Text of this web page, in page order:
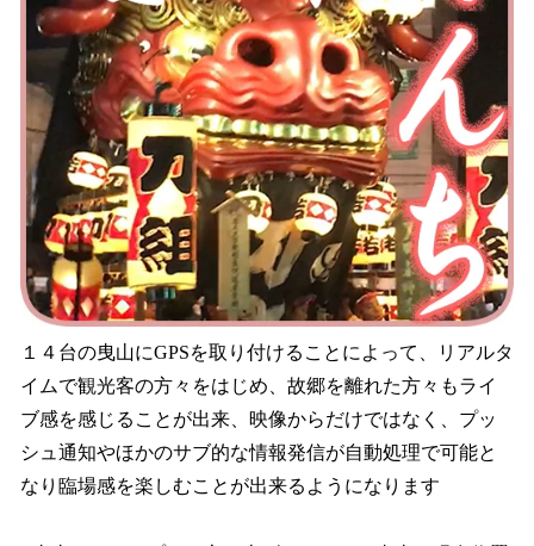
１４台の曳山にGPSを取り付けることによって、リアルタ
イムで観光客の方々をはじめ、故郷を離れた方々もライ
ブ感を感じることが出来、映像からだけではなく、プッ
シュ通知やほかのサブ的な情報発信が自動処理で可能と
なり臨場感を楽しむことが出来るようになります